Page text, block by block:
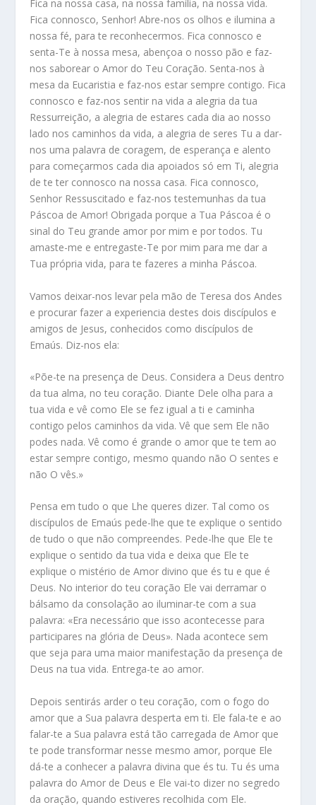
Fica na nossa casa, na nossa família, na nossa vida.
Fica connosco, Senhor! Abre-nos os olhos e ilumina a
nossa fé, para te reconhecermos. Fica connosco e
senta-Te à nossa mesa, abençoa o nosso pão e faz-
nos saborear o Amor do Teu Coração. Senta-nos à
mesa da Eucaristia e faz-nos estar sempre contigo. Fica
connosco e faz-nos sentir na vida a alegria da tua
Ressurreição, a alegria de estares cada dia ao nosso
lado nos caminhos da vida, a alegria de seres Tu a dar-
nos uma palavra de coragem, de esperança e alento
para começarmos cada dia apoiados só em Ti, alegria
de te ter connosco na nossa casa. Fica connosco,
Senhor Ressuscitado e faz-nos testemunhas da tua
Páscoa de Amor! Obrigada porque a Tua Páscoa é o
sinal do Teu grande amor por mim e por todos. Tu
amaste-me e entregaste-Te por mim para me dar a
Tua própria vida, para te fazeres a minha Páscoa.
Vamos deixar-nos levar pela mão de Teresa dos Andes
e procurar fazer a experiencia destes dois discípulos e
amigos de Jesus, conhecidos como discípulos de
Emaús. Diz-nos ela:
«Põe-te na presença de Deus. Considera a Deus dentro
da tua alma, no teu coração. Diante Dele olha para a
tua vida e vê como Ele se fez igual a ti e caminha
contigo pelos caminhos da vida. Vê que sem Ele não
podes nada. Vê como é grande o amor que te tem ao
estar sempre contigo, mesmo quando não O sentes e
não O vês.»
Pensa em tudo o que Lhe queres dizer. Tal como os
discípulos de Emaús pede-lhe que te explique o sentido
de tudo o que não compreendes. Pede-lhe que Ele te
explique o sentido da tua vida e deixa que Ele te
explique o mistério de Amor divino que és tu e que é
Deus. No interior do teu coração Ele vai derramar o
bálsamo da consolação ao iluminar-te com a sua
palavra: «Era necessário que isso acontecesse para
participares na glória de Deus». Nada acontece sem
que seja para uma maior manifestação da presença de
Deus na tua vida. Entrega-te ao amor.
Depois sentirás arder o teu coração, com o fogo do
amor que a Sua palavra desperta em ti. Ele fala-te e ao
falar-te a Sua palavra está tão carregada de Amor que
te pode transformar nesse mesmo amor, porque Ele
dá-te a conhecer a palavra divina que és tu. Tu és uma
palavra do Amor de Deus e Ele vai-to dizer no segredo
da oração, quando estiveres recolhida com Ele.